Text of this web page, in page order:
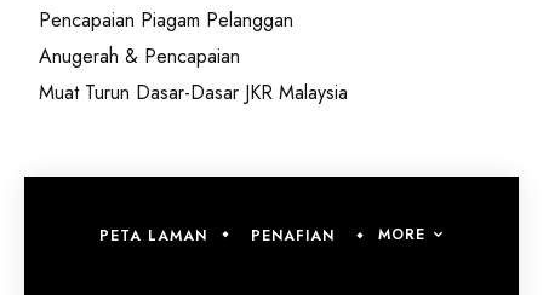
Pencapaian Piagam Pelanggan
Anugerah & Pencapaian
Muat Turun Dasar-Dasar JKR Malaysia
PETA LAMAN PENAFIAN MORE